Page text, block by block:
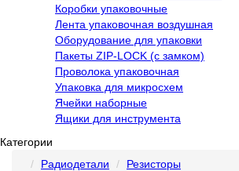
Коробки упаковочные
Лента упаковочная воздушная
Оборудование для упаковки
Пакеты ZIP-LOCK (с замком)
Проволока упаковочная
Упаковка для микросхем
Ячейки наборные
Ящики для инструмента
Категории
Радиодетали
Резисторы